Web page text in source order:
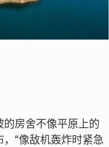
房舍不像平原上的
“像敌机轰炸时紧急